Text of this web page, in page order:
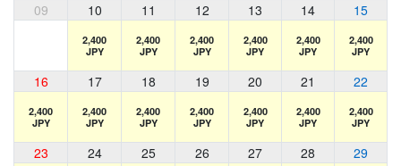
09 10 11 12 13 14 15
2,400
JPY
2,400
JPY
2,400
JPY
2,400
JPY
2,400
JPY
2,400
JPY
16 17 18 19 20 21 22
2,400
JPY
2,400
JPY
2,400
JPY
2,400
JPY
2,400
JPY
2,400
JPY
2,400
JPY
23 24 25 26 27 28 29